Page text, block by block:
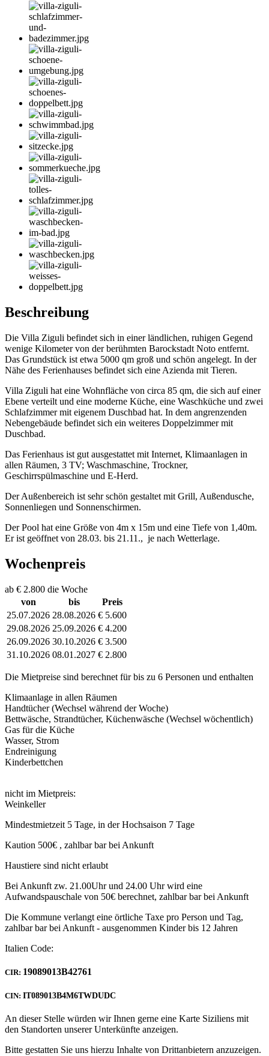
Beschreibung
Die Villa Ziguli befindet sich in einer ländlichen, ruhigen Gegend
wenige Kilometer von der berühmten Barockstadt Noto entfernt.
Das Grundstück ist etwa 5000 qm groß und schön angelegt. In der
Nähe des Ferienhauses befindet sich eine Azienda mit Tieren.
Villa Ziguli hat eine Wohnfläche von circa 85 qm, die sich auf einer
Ebene verteilt und eine moderne Küche, eine Waschküche und zwei
Schlafzimmer mit eigenem Duschbad hat. In dem angrenzenden
Nebengebäude befindet sich ein weiteres Doppelzimmer mit
Duschbad.
Das Ferienhaus ist gut ausgestattet mit Internet, Klimaanlagen in
allen Räumen, 3 TV; Waschmaschine, Trockner,
Geschirrspülmaschine und E-Herd.
Der Außenbereich ist sehr schön gestaltet mit Grill, Außendusche,
Sonnenliegen und Sonnenschirmen.
Der Pool hat eine Größe von 4m x 15m und eine Tiefe von 1,40m.
Er ist geöffnet von 28.03. bis 21.11., je nach Wetterlage.
Wochenpreis
ab € 2.800 die Woche
von
bis
Preis
25.07.2026 28.08.2026 € 5.600
29.08.2026 25.09.2026 € 4.200
26.09.2026 30.10.2026 € 3.500
31.10.2026 08.01.2027 € 2.800
Die Mietpreise sind berechnet für bis zu 6 Personen und enthalten
Klimaanlage in allen Räumen
Handtücher (Wechsel während der Woche)
Bettwäsche, Strandtücher, Küchenwäsche (Wechsel wöchentlich)
Gas für die Küche
Wasser, Strom
Endreinigung
Kinderbettchen
nicht im Mietpreis:
Weinkeller
Mindestmietzeit 5 Tage, in der Hochsaison 7 Tage
Kaution 500€ , zahlbar bar bei Ankunft
Haustiere sind nicht erlaubt
Bei Ankunft zw. 21.00Uhr und 24.00 Uhr wird eine
Aufwandspauschale von 50€ berechnet, zahlbar bar bei Ankunft
Die Kommune verlangt eine örtliche Taxe pro Person und Tag,
zahlbar bar bei Ankunft - ausgenommen Kinder bis 12 Jahren
Italien Code:
CIR: 19089013B42761
CIN: IT089013B4M6TWDUDC
An dieser Stelle würden wir Ihnen gerne eine Karte Siziliens mit
den Standorten unserer Unterkünfte anzeigen.
Bitte gestatten Sie uns hierzu Inhalte von Drittanbietern anzuzeigen.